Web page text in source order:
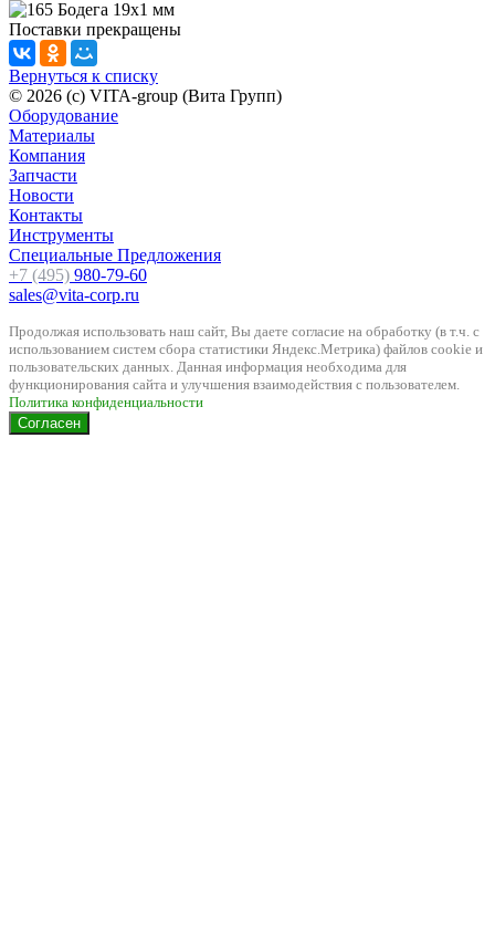
Поставки прекращены
Вернуться к списку
© 2026 (c) VITA-group (Вита Групп)
Оборудование
Материалы
Компания
Запчасти
Новости
Контакты
Инструменты
Специальные Предложения
+7 (495) 980-79-60
sales@vita-corp.ru
Продолжая использовать наш cайт, Вы даете согласие на обработку (в т.ч. с
использованием систем сбора статистики Яндекс.Метрика) файлов cookie и
пользовательских данных. Данная информация необходима для
функционирования сайта и улучшения взаимодействия с пользователем.
Политика конфиденциальности
Согласен